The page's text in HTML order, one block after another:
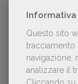
Questo sito
tracciamento
navigazione,
analizzare il
LE PIÙ